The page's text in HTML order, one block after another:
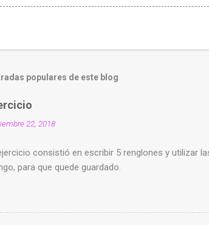
populares de este blog
22, 2018
consistió en escribir 5 renglones y utilizar
para que quede guardado.